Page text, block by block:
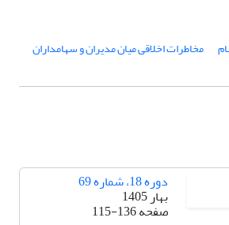
مخاطرات اخلاقی میان مدیران و سهامداران
دوره 18، شماره 69
بهار 1405
صفحه115-136